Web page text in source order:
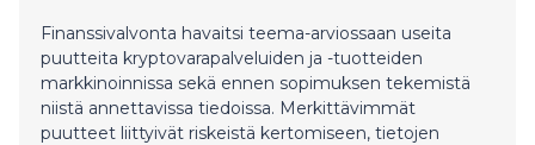
Finanssivalvonta havaitsi teema-arviossaan useita
puutteita kryptovarapalveluiden ja -tuotteiden
markkinoinnissa sekä ennen sopimuksen tekemistä
niistä annettavissa tiedoissa. Merkittävimmät
puutteet liittyivät riskeistä kertomiseen, tietojen